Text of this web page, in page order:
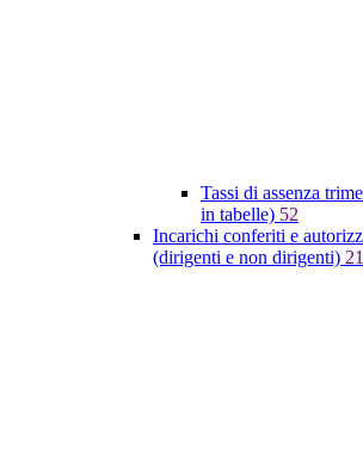
Tassi di assenza
in tabelle) 52
Incarichi conferiti e
(dirigenti e non dirigenti) 21